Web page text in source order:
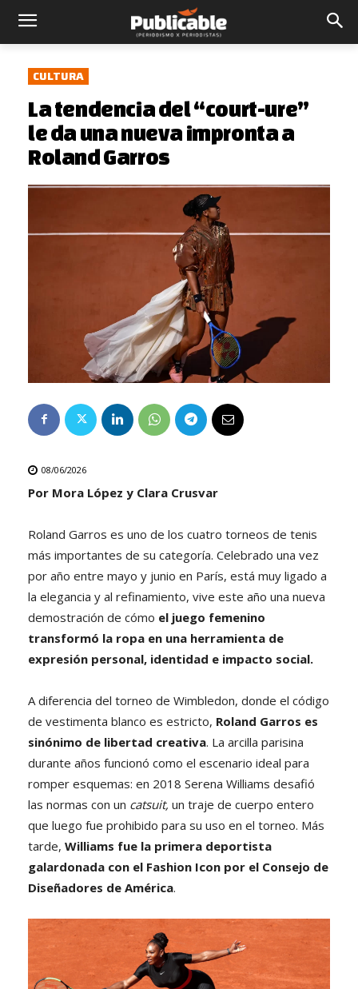
CULTURA
La tendencia del “court-ure”
le da una nueva impronta a
Roland Garros
08/06/2026
Por Mora López y Clara Crusvar
Roland Garros es uno de los cuatro torneos de tenis
más importantes de su categoría. Celebrado una vez
por año entre mayo y junio en París, está muy ligado a
la elegancia y al refinamiento, vive este año una nueva
demostración de cómo el juego femenino
transformó la ropa en una herramienta de
expresión personal, identidad e impacto social.
A diferencia del torneo de Wimbledon, donde el código
de vestimenta blanco es estricto, Roland Garros es
sinónimo de libertad creativa. La arcilla parisina
durante años funcionó como el escenario ideal para
romper esquemas: en 2018 Serena Williams desafió
las normas con un catsuit, un traje de cuerpo entero
que luego fue prohibido para su uso en el torneo. Más
tarde, Williams fue la primera deportista
galardonada con el Fashion Icon por el Consejo de
Diseñadores de América.